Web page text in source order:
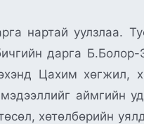
нартай уулзлаа.
дарга Б.Болор-
Цахим хөгжил,
аймгийн
хөтөлбөрийн